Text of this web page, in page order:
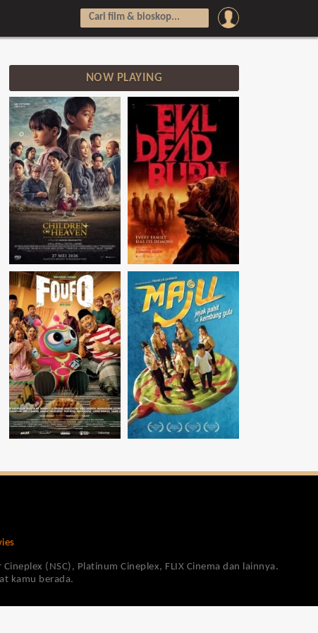
NOW PLAYING
(NSC), Platinum Cineplex, FLIX Cinema dan lainnya.
kamu berada.